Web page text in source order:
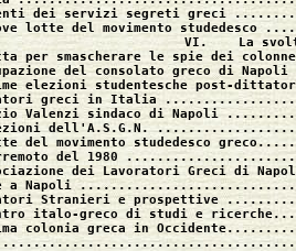
dei servizi segreti
lotte del movimento
VI.    La
per smascherare le spie
del consolato
elezioni studentesche
greci in Italia
Valenzi sindaco di
dell'A.S.G.N.
del movimento
del 1980
dei Lavoratori
a Napoli
Stranieri e
italo-greco di studi e
colonia greca in